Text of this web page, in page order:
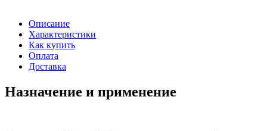
Описание
Характеристики
Как купить
Оплата
Доставка
Назначение и применение